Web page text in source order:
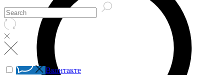
Вконтакте